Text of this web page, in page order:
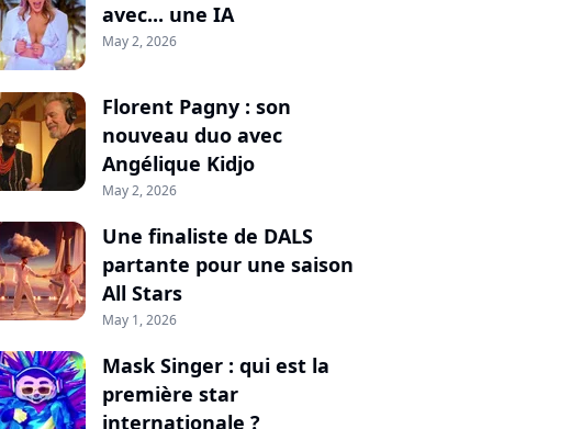
avec... une IA
May 2, 2026
Florent Pagny : son
nouveau duo avec
Angélique Kidjo
May 2, 2026
Une finaliste de DALS
partante pour une saison
All Stars
May 1, 2026
Mask Singer : qui est la
première star
internationale ?